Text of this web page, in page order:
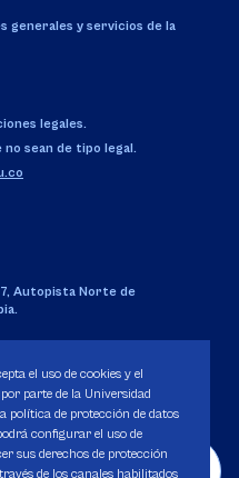
generales y servicios de la
legales.
sean de tipo legal.
Autopista Norte de
de enero de 1980.
el uso de cookies y el
parte de la Universidad
política de protección de datos
configurar el uso de
sus derechos de protección
de los canales habilitados